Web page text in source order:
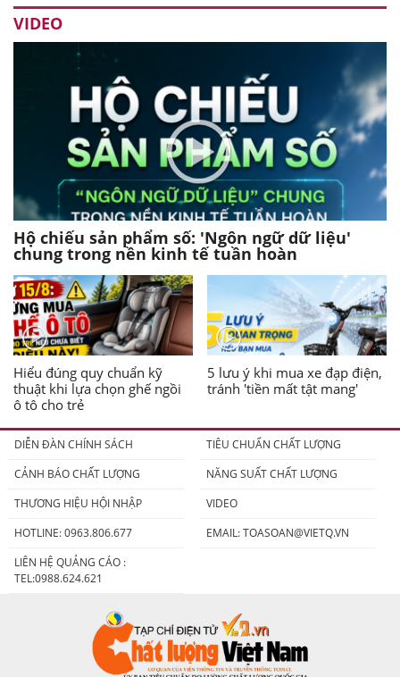
VIDEO
Hộ chiếu sản phẩm số: 'Ngôn ngữ dữ liệu'
chung trong nền kinh tế tuần hoàn
Hiểu đúng quy chuẩn kỹ
thuật khi lựa chọn ghế ngồi
ô tô cho trẻ
5 lưu ý khi mua xe đạp điện,
tránh 'tiền mất tật mang'
DIỄN ĐÀN CHÍNH SÁCH
TIÊU CHUẨN CHẤT LƯỢNG
CẢNH BÁO CHẤT LƯỢNG
NĂNG SUẤT CHẤT LƯỢNG
THƯƠNG HIỆU HỘI NHẬP
VIDEO
HOTLINE: 0963.806.677
EMAIL:TOASOAN@VIETQ.VN
LIÊN HỆ QUẢNG CÁO :
TEL:0988.624.621